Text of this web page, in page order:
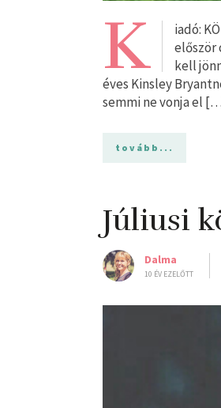
K
iadó:
először
kell
éves Kinsley
semmi ne vonja el
tovább...
Júliusi
Dalma
10 ÉV EZELŐTT